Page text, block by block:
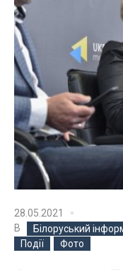
28.05.2021
В
Білоруський
Події
Фото